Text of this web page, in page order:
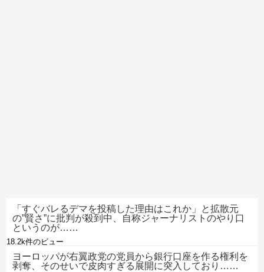
「すぐバレるデマを投稿した理由はこれか」と拡散元
の”賢さ”に批判が殺到中、自称ジャーナリストのやり口
というのが……
18.2k件のビュー
ヨーロッパが右翼政党の党員から銀行口座を作る権利を
剥奪、そのせいで皮肉すぎる展開に突入しており……